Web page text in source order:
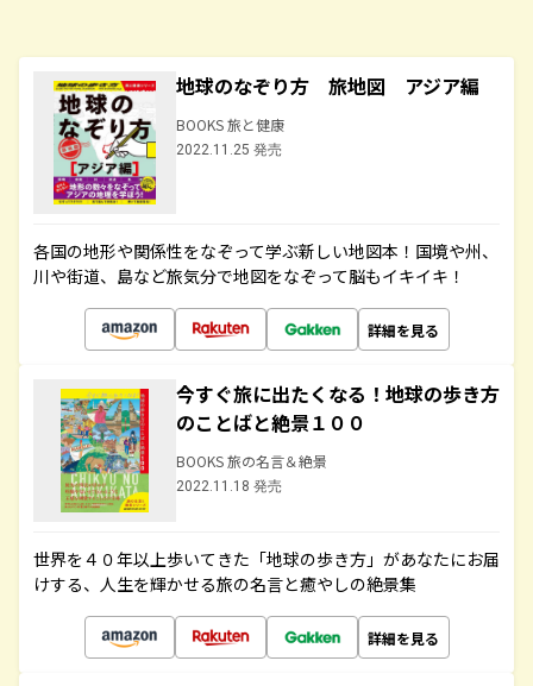
地球のなぞり方 旅地図 アジア編
BOOKS 旅と健康
2022.11.25 発売
各国の地形や関係性をなぞって学ぶ新しい地図本！国境や州、
川や街道、島など旅気分で地図をなぞって脳もイキイキ！
詳細を見る
今すぐ旅に出たくなる！地球の歩き方
のことばと絶景１００
BOOKS 旅の名言＆絶景
2022.11.18 発売
世界を４０年以上歩いてきた「地球の歩き方」があなたにお届
けする、人生を輝かせる旅の名言と癒やしの絶景集
詳細を見る